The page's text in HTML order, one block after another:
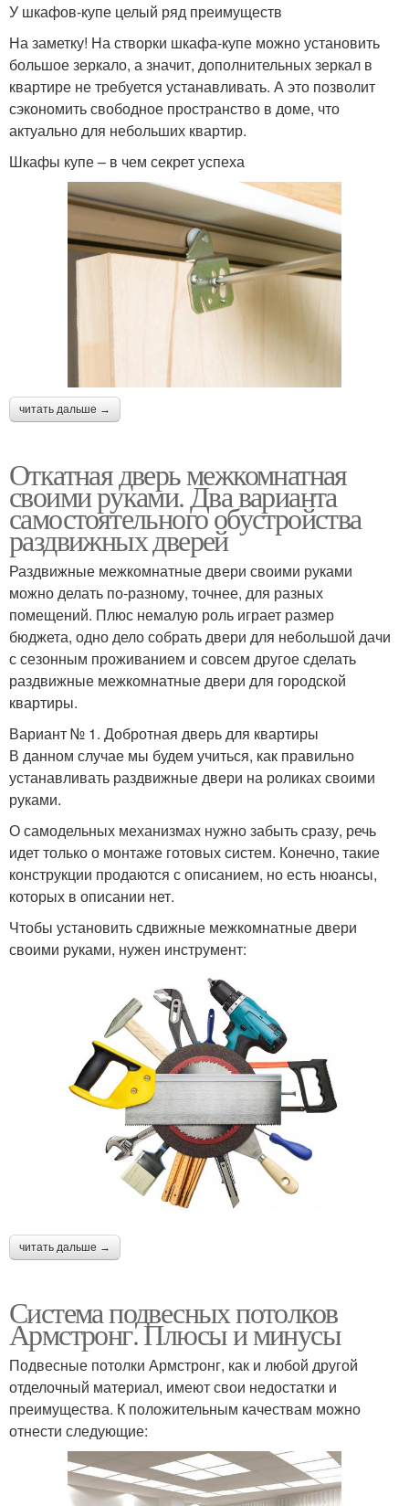
У шкафов-купе целый ряд преимуществ
На заметку! На створки шкафа-купе можно установить
большое зеркало, а значит, дополнительных зеркал в
квартире не требуется устанавливать. А это позволит
сэкономить свободное пространство в доме, что
актуально для небольших квартир.
Шкафы купе – в чем секрет успеха
читать дальше →
Откатная дверь межкомнатная
своими руками. Два варианта
самостоятельного обустройства
раздвижных дверей
Раздвижные межкомнатные двери своими руками
можно делать по-разному, точнее, для разных
помещений. Плюс немалую роль играет размер
бюджета, одно дело собрать двери для небольшой дачи
с сезонным проживанием и совсем другое сделать
раздвижные межкомнатные двери для городской
квартиры.
Вариант № 1. Добротная дверь для квартиры
В данном случае мы будем учиться, как правильно
устанавливать раздвижные двери на роликах своими
руками.
О самодельных механизмах нужно забыть сразу, речь
идет только о монтаже готовых систем. Конечно, такие
конструкции продаются с описанием, но есть нюансы,
которых в описании нет.
Чтобы установить сдвижные межкомнатные двери
своими руками, нужен инструмент:
читать дальше →
Система подвесных потолков
Армстронг. Плюсы и минусы
Подвесные потолки Армстронг, как и любой другой
отделочный материал, имеют свои недостатки и
преимущества. К положительным качествам можно
отнести следующие: